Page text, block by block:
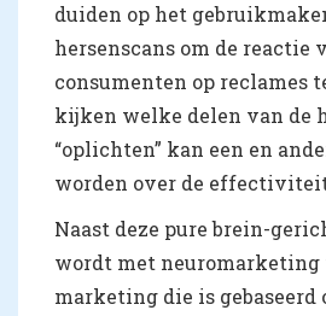
duiden op het
hersenscans om de reactie
consumenten op reclames
kijken welke delen van de
“oplichten” kan een en
worden over de
Naast deze pure brein-
wordt met neuromarketing
marketing die is